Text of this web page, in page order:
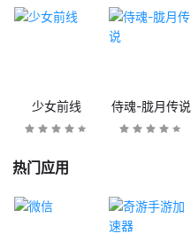
少女前线 侍魂-胧月传说
热门应用